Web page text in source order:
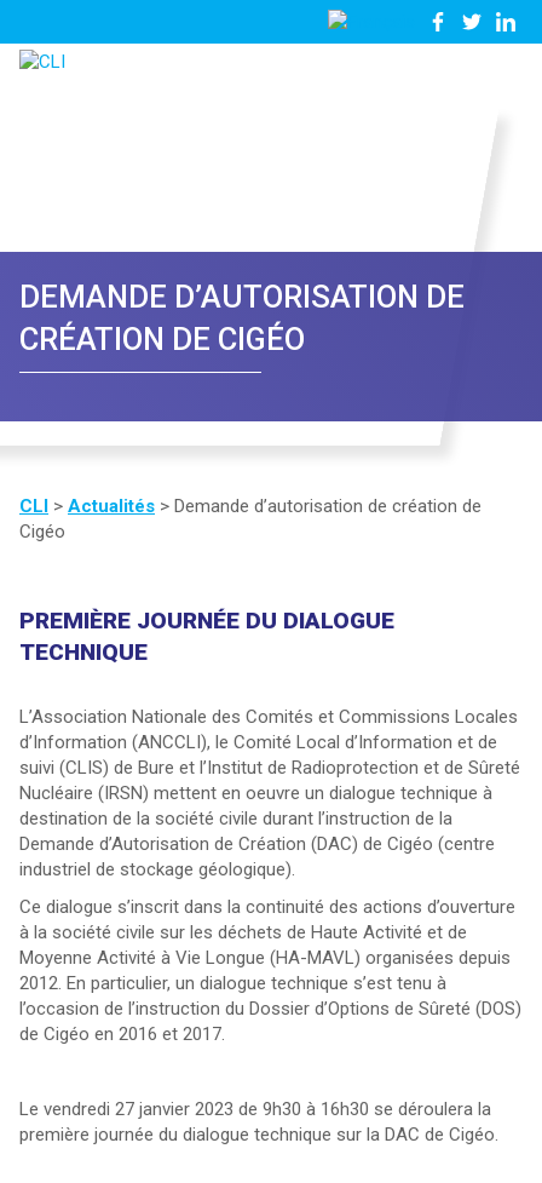
28
23
contacter
DEMANDE D’AUTORISATION DE
CRÉATION DE CIGÉO
CLI > Actualités > Demande d’autorisation de création de
Cigéo
PREMIÈRE JOURNÉE DU DIALOGUE
TECHNIQUE
L’Association Nationale des Comités et Commissions Locales
d’Information (ANCCLI), le Comité Local d’Information et de
suivi (CLIS) de Bure et l’Institut de Radioprotection et de Sûreté
Nucléaire (IRSN) mettent en oeuvre un dialogue technique à
destination de la société civile durant l’instruction de la
Demande d’Autorisation de Création (DAC) de Cigéo (centre
industriel de stockage géologique).
Ce dialogue s’inscrit dans la continuité des actions d’ouverture
à la société civile sur les déchets de Haute Activité et de
Moyenne Activité à Vie Longue (HA-MAVL) organisées depuis
2012. En particulier, un dialogue technique s’est tenu à
l’occasion de l’instruction du Dossier d’Options de Sûreté (DOS)
de Cigéo en 2016 et 2017.
Le vendredi 27 janvier 2023 de 9h30 à 16h30 se déroulera la
première journée du dialogue technique sur la DAC de Cigéo.